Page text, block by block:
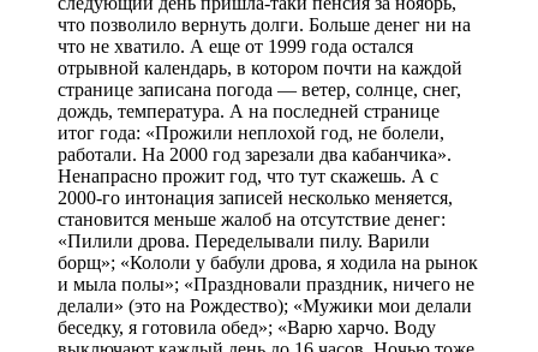
что позволило вернуть долги. Больше денег ни на
что не хватило. А еще от 1999 года остался
отрывной календарь, в котором почти на каждой
странице записана погода — ветер, солнце, снег,
дождь, температура. А на последней странице
итог года: «Прожили неплохой год, не болели,
работали. На 2000 год зарезали два кабанчика».
Ненапрасно прожит год, что тут скажешь. А с
2000-го интонация записей несколько меняется,
становится меньше жалоб на отсутствие денег:
«Пилили дрова. Переделывали пилу. Варили
борщ»; «Кололи у бабули дрова, я ходила на рынок
и мыла полы»; «Праздновали праздник, ничего не
делали» (это на Рождество); «Мужики мои делали
беседку, я готовила обед»; «Варю харчо. Воду